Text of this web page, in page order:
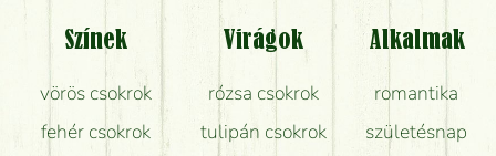
Tényleg azt kapom, ami a képen van?
Mit kell tudni a virágcsokrok szállításáról?
Hogy marad a lehető legtovább friss a csokor?
Színek
vörös csokrok
fehér csokrok
Virágok
rózsa csokrok
tulipán csokrok
Alkalmak
romantika
születésnap